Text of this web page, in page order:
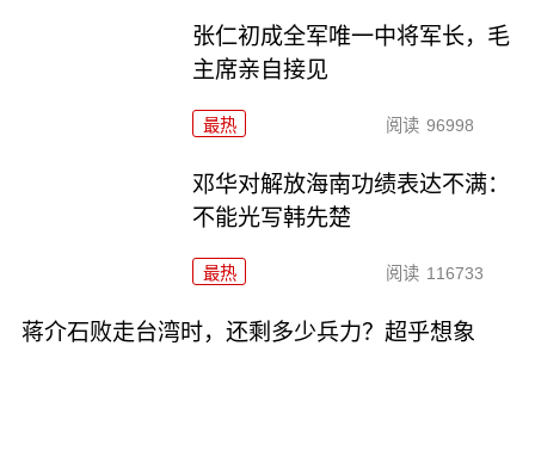
张仁初成全军唯一中将军长，毛
主席亲自接见
最热 阅读 96998
邓华对解放海南功绩表达不满：
不能光写韩先楚
最热 阅读 116733
蒋介石败走台湾时，还剩多少兵力？超乎想象